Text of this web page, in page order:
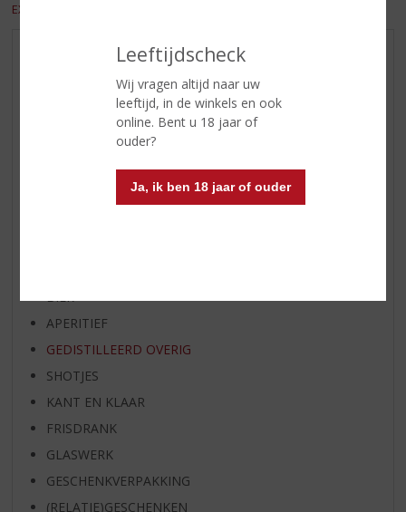
Leeftijdscheck
Wij vragen altijd naar uw
leeftijd, in de winkels en ook
online. Bent u 18 jaar of
ouder?
Ja, ik ben 18 jaar of ouder
EXCL. BTW
AANBIEDINGEN
WIJN VAN DE MAAND
WHISKY VAN DE MAAND
RUM VAN DE MAAND
SPIRIT VAN DE MAAND
APERITIEF
GEDISTILLEERD OVERIG
SHOTJES
KANT EN KLAAR
FRISDRANK
GLASWERK
GESCHENKVERPAKKING
(RELATIE)GESCHENKEN